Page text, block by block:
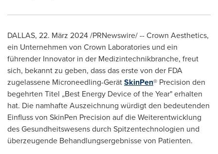
DALLAS, 22. März 2024/PRNewswire/ -- Crown Aesthetics,
ein Unternehmen von Crown Laboratories und ein
führender Innovator in der Medizintechnikbranche, freut
sich, bekannt zu geben, dass das erste von der FDA
zugelassene Microneedling-GerätSkinPen® Precision den
begehrten Titel „Best Energy Device of the Year" erhalten
hat. Die namhafte Auszeichnung würdigt den bedeutenden
Einfluss von SkinPen Precision auf die Weiterentwicklung
des Gesundheitswesens durch Spitzentechnologien und
überzeugende Behandlungsergebnisse von Patienten.